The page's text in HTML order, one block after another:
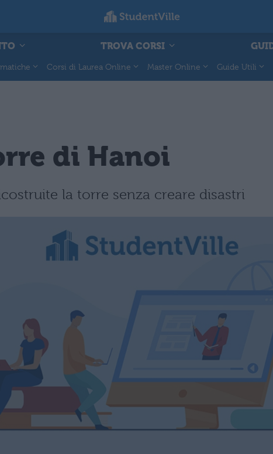
TROVA CORSI
Corsi di Laurea Online Master Online Guide Utili
di Hanoi
la torre senza creare disastri